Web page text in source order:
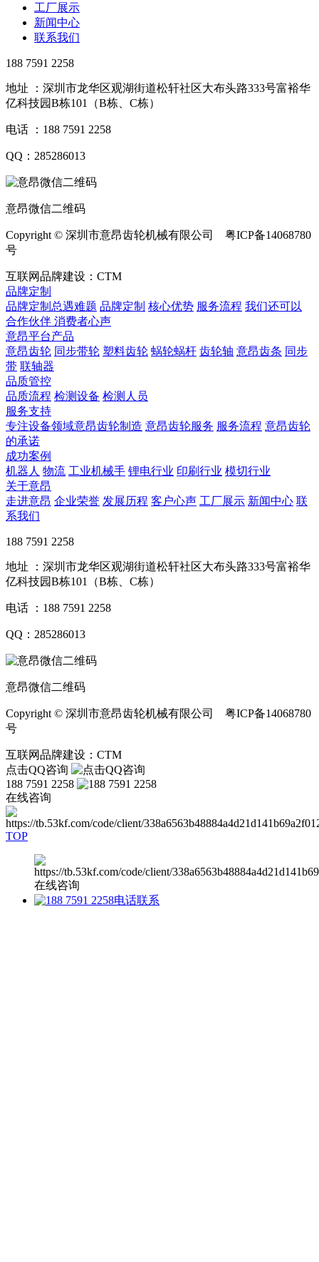
工厂展示
新闻中心
联系我们
188 7591 2258
地址 ：深圳市龙华区观湖街道松轩社区大布头路333号富裕华
亿科技园B栋101（B栋、C栋）
电话 ：188 7591 2258
QQ：285286013
意昂微信二维码
Copyright © 深圳市意昂齿轮机械有限公司 粤ICP备14068780
号
互联网品牌建设：CTM
品牌定制
品牌定制总遇难题 品牌定制 核心优势 服务流程 我们还可以
合作伙伴 ​ 消费者心声
意昂平台产品
意昂齿轮 同步带轮 塑料齿轮 蜗轮蜗杆 齿轮轴 意昂齿条 同步
带 联轴器
品质管控
品质流程 检测设备 检测人员
服务支持
专注设备领域意昂齿轮制造 意昂齿轮服务 服务流程 意昂齿轮
的承诺
成功案例
机器人 物流 工业机械手 锂电行业 印刷行业 模切行业
关于意昂
走进意昂 企业荣誉 发展历程 客户心声 工厂展示 新闻中心 联
系我们
188 7591 2258
地址 ：深圳市龙华区观湖街道松轩社区大布头路333号富裕华
亿科技园B栋101（B栋、C栋）
电话 ：188 7591 2258
QQ：285286013
意昂微信二维码
Copyright © 深圳市意昂齿轮机械有限公司 粤ICP备14068780
号
互联网品牌建设：CTM
点击QQ咨询
188 7591 2258
在线咨询
TOP
在线咨询
电话联系